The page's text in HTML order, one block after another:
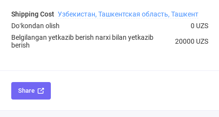
Shipping Cost Узбекистан, Ташкентская область, Ташкент
Doʻkondan olish
0 UZS
Belgilangan yetkazib berish narxi bilan yetkazib
berish
20000 UZS
Share